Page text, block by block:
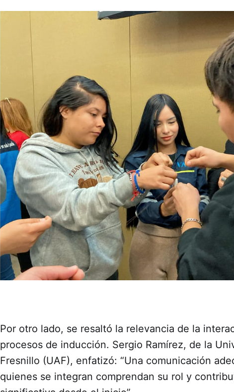
Por otro lado, se resaltó la relevancia de la
procesos de inducción. Sergio Ramírez, de la
Fresnillo (UAF), enfatizó: “Una comunicación
quienes se integran comprendan su rol y